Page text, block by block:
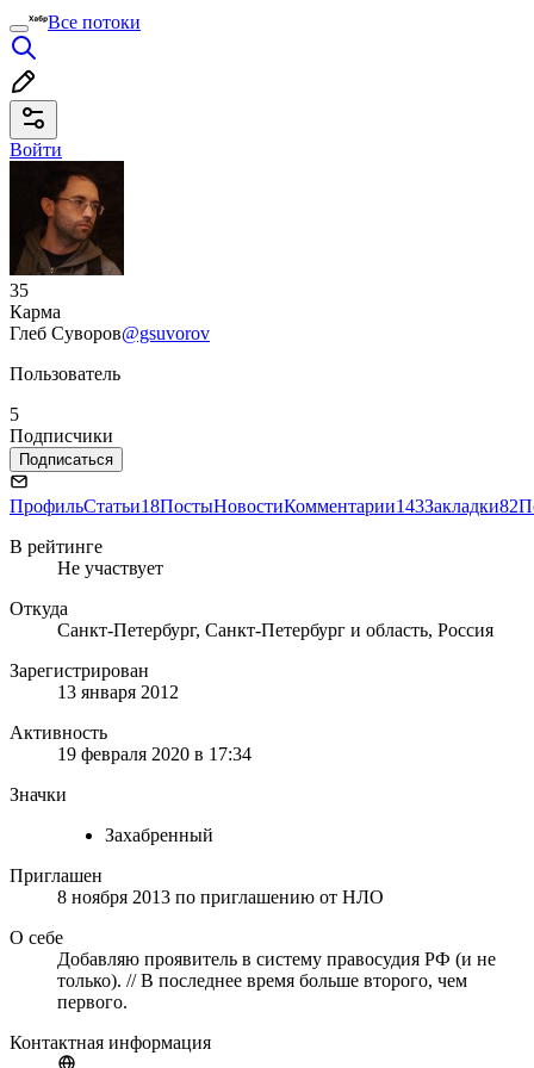
Все потоки
Войти
35
Карма
Глеб Суворов@gsuvorov
Пользователь
5
Подписчики
Подписаться
ПрофильСтатьи18ПостыНовостиКомментарии143Закладки82
В рейтинге
Не участвует
Откуда
Санкт-Петербург, Санкт-Петербург и область, Россия
Зарегистрирован
13 января 2012
Активность
19 февраля 2020 в 17:34
Значки
Захабренный
Приглашен
8 ноября 2013 по приглашению от НЛО
О себе
Добавляю проявитель в систему правосудия РФ (и не
только). // В последнее время больше второго, чем
первого.
Контактная информация